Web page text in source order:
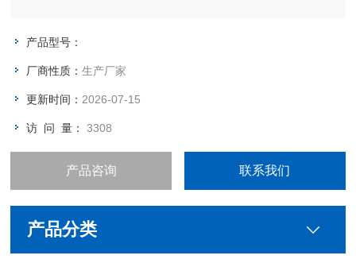
产品型号：
厂商性质：生产厂家
更新时间： 2026-07-15
访 问 量：3308
产品咨询 联系我们
产品分类